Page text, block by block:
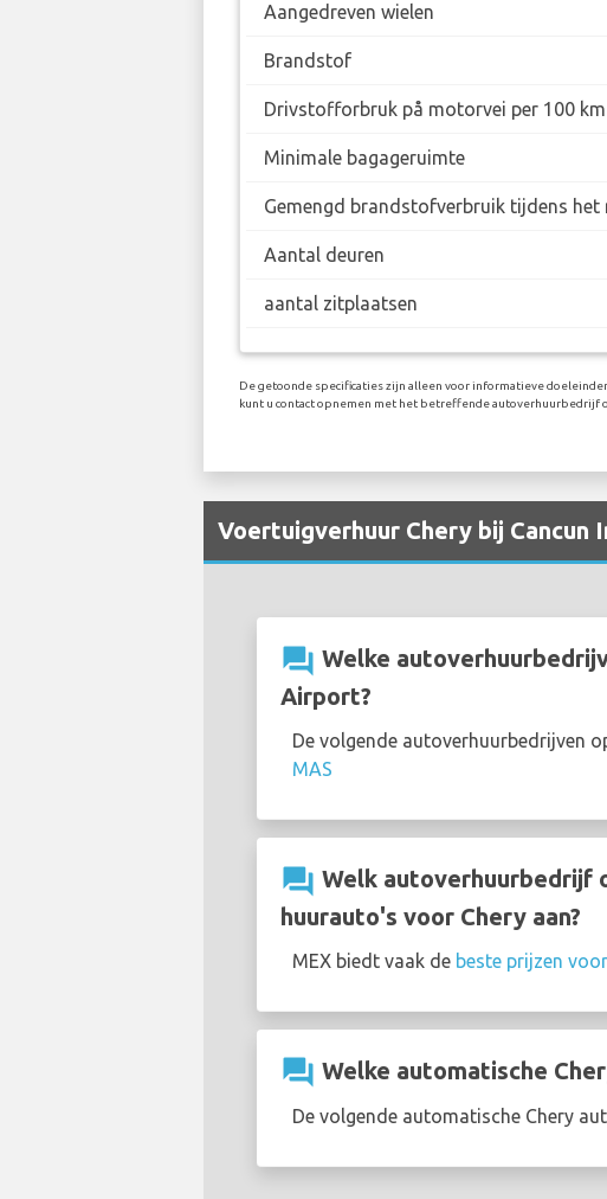
Aangedreven wielen
Brandstof
Drivstofforbruk på motorvei per 100 km
Minimale bagageruimte
Gemengd brandstofverbruik tijdens het
Aantal deuren
aantal zitplaatsen
De getoonde specificaties zijn alleen voor informatieve
kunt u contact opnemen met het betreffende autoverhuurbedrijf
Voertuigverhuur Chery bij
question_answer Welke
Airport?
De volgende autoverhuurbedrijven
MAS
question_answer Welk autoverhuurbedrijf
huurauto's voor Chery aan?
MEX biedt vaak de beste prijzen
question_answer Welke automatische
De volgende automatische Chery